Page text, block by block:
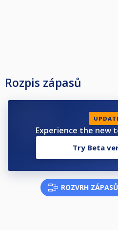
Rozpis zápasů
Experience the new
Try Beta
ROZVRH